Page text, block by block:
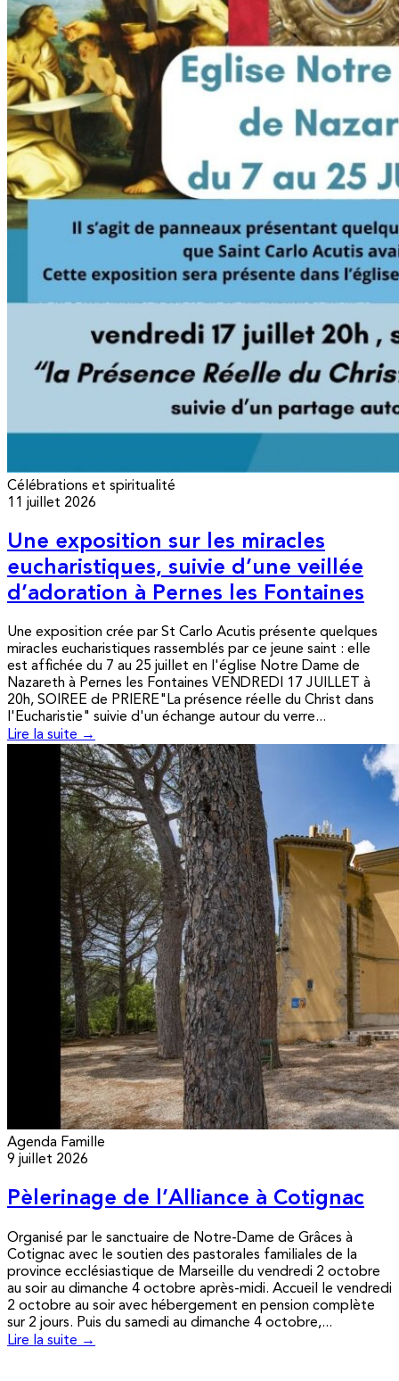
Célébrations et spiritualité
11 juillet 2026
Une exposition sur les miracles
eucharistiques, suivie d’une veillée
d’adoration à Pernes les Fontaines
Une exposition crée par St Carlo Acutis présente quelques
miracles eucharistiques rassemblés par ce jeune saint : elle
est affichée du 7 au 25 juillet en l'église Notre Dame de
Nazareth à Pernes les Fontaines VENDREDI 17 JUILLET à
20h, SOIREE de PRIERE"La présence réelle du Christ dans
l'Eucharistie" suivie d'un échange autour du verre...
Lire la suite →
Agenda Famille
9 juillet 2026
Pèlerinage de l’Alliance à Cotignac
Organisé par le sanctuaire de Notre-Dame de Grâces à
Cotignac avec le soutien des pastorales familiales de la
province ecclésiastique de Marseille du vendredi 2 octobre
au soir au dimanche 4 octobre après-midi. Accueil le vendredi
2 octobre au soir avec hébergement en pension complète
sur 2 jours. Puis du samedi au dimanche 4 octobre,...
Lire la suite →